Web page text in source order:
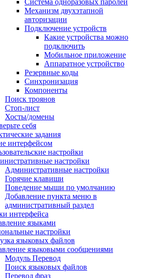
Система одноразовых паролей
Механизм двухэтапной
авторизации
Подключение устройств
Какие устройства можно
подключить
Мобильное приложение
Аппаратное устройство
Резервные коды
Синхронизация
Компоненты
Поиск троянов
Стоп-лист
Хосты/домены
себя
задания
интерфейсом
настройки
настройки
Административные настройки
Горячие клавиши
Поведение мыши по умолчанию
Добавление пункта меню в
административный раздел
интерфейса
языками
настройки
языковых файлов
языковыми сообщениями
Mодуль Перевод
Поиск языковых файлов
Перевод фраз